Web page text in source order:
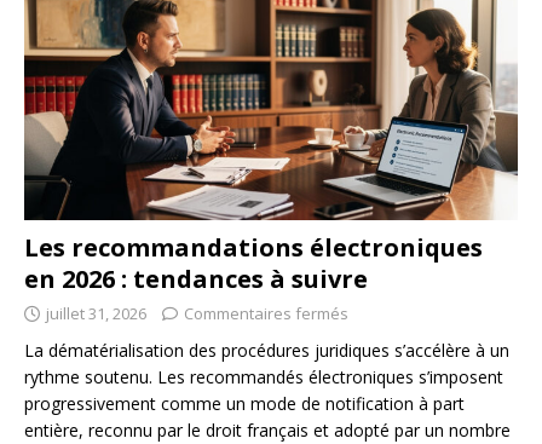
Les recommandations électroniques
en 2026 : tendances à suivre
juillet 31, 2026 Commentaires fermés
La dématérialisation des procédures juridiques s’accélère à un
rythme soutenu. Les recommandés électroniques s’imposent
progressivement comme un mode de notification à part
entière, reconnu par le droit français et adopté par un nombre